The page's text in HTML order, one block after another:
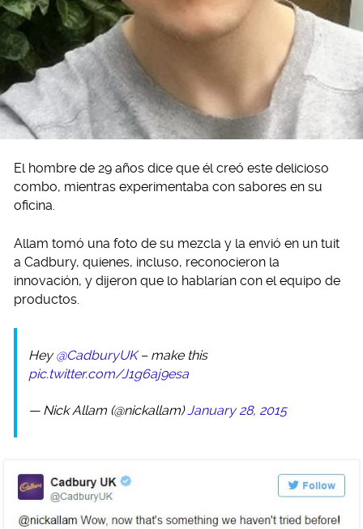
El hombre de 29 años dice que él creó este delicioso
combo, mientras experimentaba con sabores en su
oficina.
Allam tomó una foto de su mezcla y la envió en un tuit
a Cadbury, quienes, incluso, reconocieron la
innovación, y dijeron que lo hablarían con el equipo de
productos.
Hey@CadburyUK– make this
pic.twitter.com/J1g6aj9esa
— Nick Allam (@nickallam)January 28, 2015